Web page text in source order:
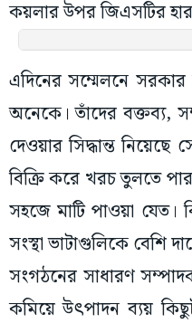
কয়লার উপর জিএসটির হার
এদিনের সম্মেলনে
অনেকে। তাঁদের বক্তব্য,
দেওয়ার সিদ্ধান্ত
বিক্রি করে খরচ তুলতে
সহজে মাটি পাওয়া যেত।
সংস্থা ভাটাগুলিকে বেশি
সংগঠনের সাধারণ
কমিয়ে উৎপাদন ব্যয়